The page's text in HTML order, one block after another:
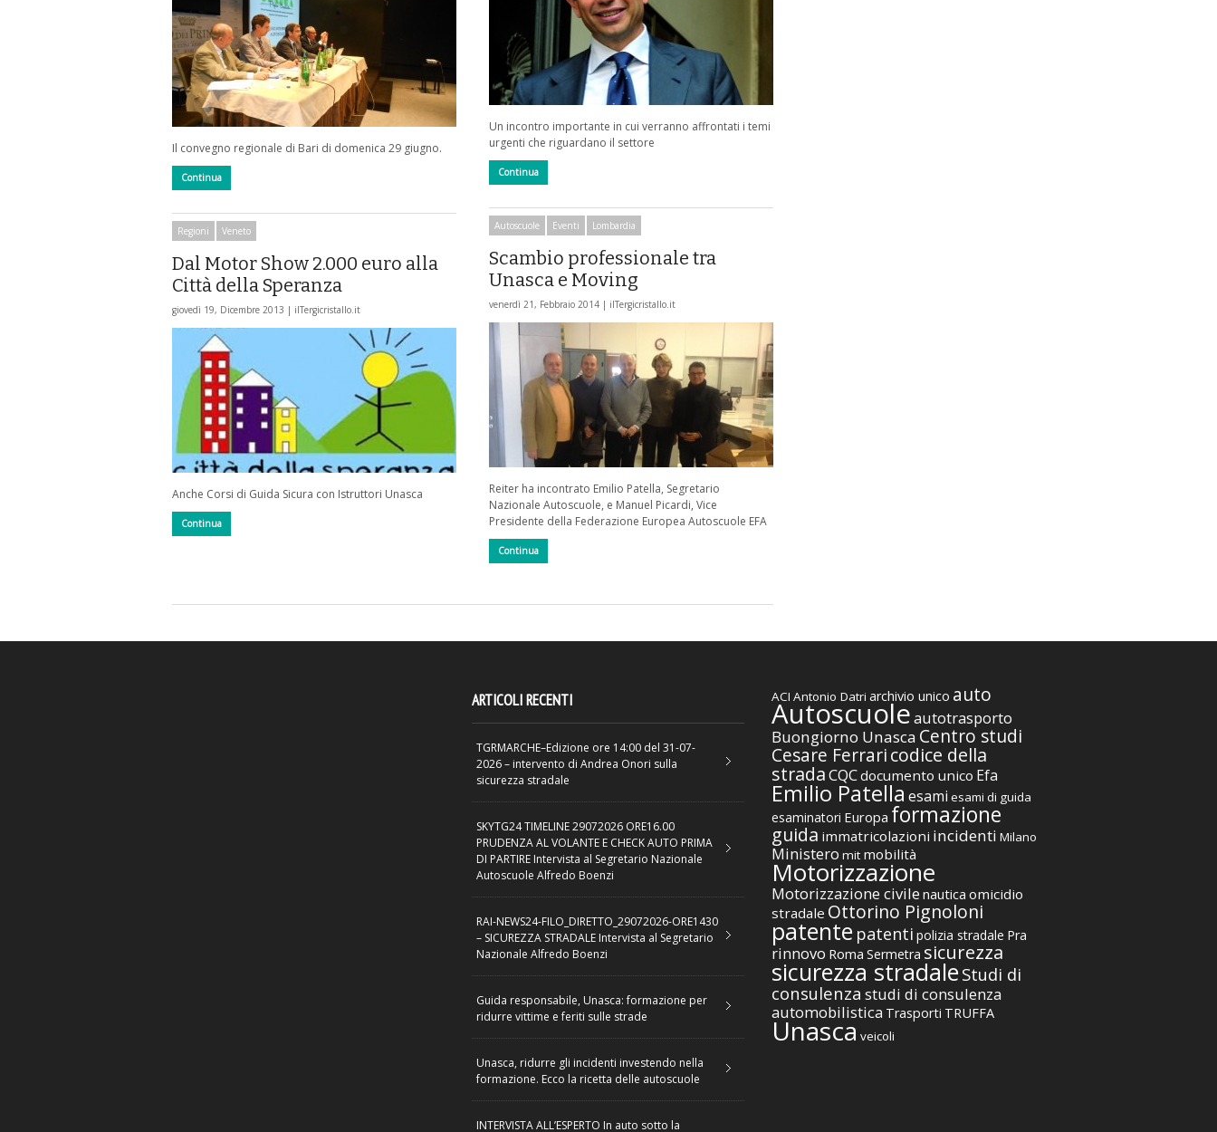
Il convegno regionale di Bari di domenica 29 giugno.
Continua
Un incontro importante in cui verranno affrontati i temi
urgenti che riguardano il settore
Continua
Autoscuole Eventi Lombardia
Scambio professionale tra
Unasca e Moving
venerdì 21, Febbraio 2014 | ilTergicristallo.it
Reiter ha incontrato Emilio Patella, Segretario
Nazionale Autoscuole, e Manuel Picardi, Vice
Presidente della Federazione Europea Autoscuole EFA
Continua
Regioni Veneto
Dal Motor Show 2.000 euro alla
Città della Speranza
giovedì 19, Dicembre 2013 | ilTergicristallo.it
Anche Corsi di Guida Sicura con Istruttori Unasca
Continua
ARTICOLI RECENTI
TGRMARCHE–Edizione ore 14:00 del 31-07-
2026 – intervento di Andrea Onori sulla
sicurezza stradale
SKYTG24 TIMELINE 29072026 ORE16.00
PRUDENZA AL VOLANTE E CHECK AUTO PRIMA
DI PARTIRE Intervista al Segretario Nazionale
Autoscuole Alfredo Boenzi
RAI-NEWS24-FILO_DIRETTO_29072026-ORE1430
– SICUREZZA STRADALE Intervista al Segretario
Nazionale Alfredo Boenzi
Guida responsabile, Unasca: formazione per
ridurre vittime e feriti sulle strade
Unasca, ridurre gli incidenti investendo nella
formazione. Ecco la ricetta delle autoscuole
INTERVISTA ALL’ESPERTO In auto sotto la
ACI Antonio Datri archivio unico auto
Autoscuoleautotrasporto
Buongiorno Unasca Centro studi
Cesare Ferraricodice della
stradaCQCdocumento unico Efa
Emilio Patella esami esami di guida
esaminatori Europa formazione
guida immatricolazioni incidenti Milano
Ministero mit mobilità
Motorizzazione
Motorizzazione civile nautica omicidio
stradale Ottorino Pignoloni
patente patenti polizia stradale Pra
rinnovo Roma Sermetra sicurezza
sicurezza stradaleStudi di
consulenza studi di consulenza
automobilistica Trasporti TRUFFA
Unasca veicoli